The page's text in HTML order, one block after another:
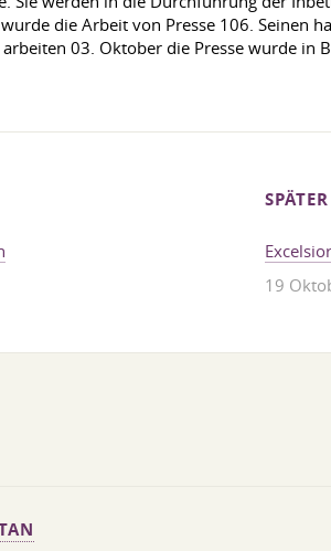
die Arbeit von Presse 106. Seinen
03. Oktober die Presse wurde in
SPÄTER
19